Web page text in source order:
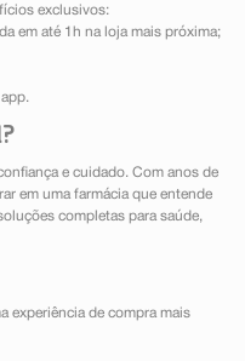
exclusivos:
em até 1h na loja mais próxima;
e cuidado. Com anos de
em uma farmácia que entende
completas para saúde,
experiência de compra mais